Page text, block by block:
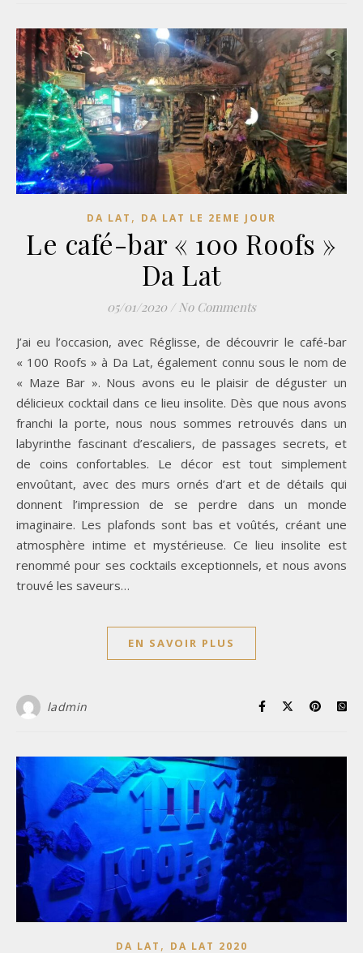
DA LAT , DA LAT LE 2EME JOUR
Le café-bar « 100 Roofs »
Da Lat
05/01/2020 / No Comments
J’ai eu l’occasion, avec Réglisse, de découvrir le café-bar
« 100 Roofs » à Da Lat, également connu sous le nom de
« Maze Bar ». Nous avons eu le plaisir de déguster un
délicieux cocktail dans ce lieu insolite. Dès que nous avons
franchi la porte, nous nous sommes retrouvés dans un
labyrinthe fascinant d’escaliers, de passages secrets, et
de coins confortables. Le décor est tout simplement
envoûtant, avec des murs ornés d’art et de détails qui
donnent l’impression de se perdre dans un monde
imaginaire. Les plafonds sont bas et voûtés, créant une
atmosphère intime et mystérieuse. Ce lieu insolite est
renommé pour ses cocktails exceptionnels, et nous avons
trouvé les saveurs…
EN SAVOIR PLUS
ladmin
DA LAT , DA LAT 2020